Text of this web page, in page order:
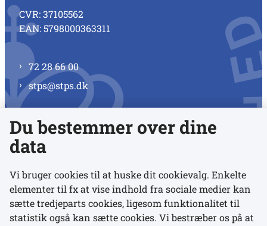
CVR: 37105562
EAN: 5798000363311
72 28 66 00
stps@stps.dk
Se alle kontaktnumre
Links
Du bestemmer over dine
data
Vi bruger cookies til at huske dit cookievalg. Enkelte
elementer til fx at vise indhold fra sociale medier kan
sætte tredjeparts cookies, ligesom funktionalitet til
statistik også kan sætte cookies. Vi bestræber os på at